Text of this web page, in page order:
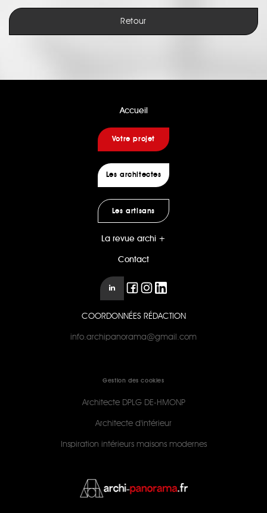
Retour
Accueil
Votre projet
Les architectes
Les artisans
La revue archi +
Contact
COORDONNÉES RÉDACTION
info.archipanorama@gmail.com
Gestion des cookies
Architecte DPLG DE-HMONP
Architecte d'intérieur
Inspiration intérieurs maisons modernes